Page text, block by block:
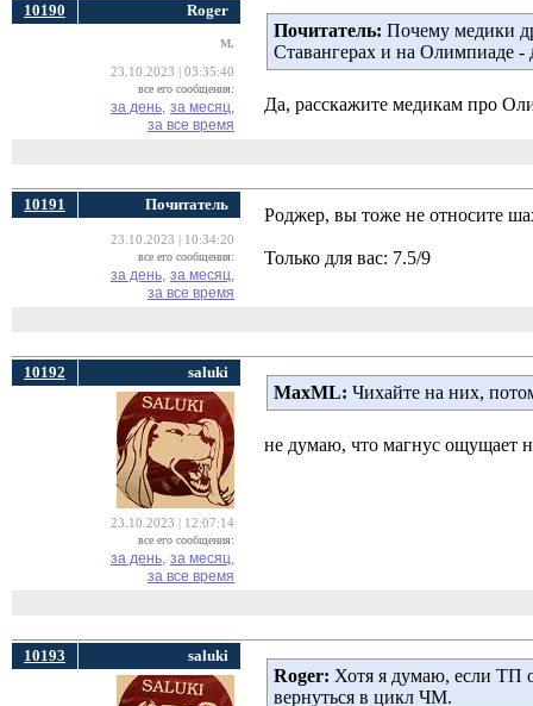
10190 Roger
M.
23.10.2023 | 03:35:40
все его сообщения:
за день, за месяц,
за все время
Почитатель: Почему медики
Ставангерах и на Олимпиаде -
Да, расскажите медикам про
10191 Почитатель
23.10.2023 | 10:34:20
все его сообщения:
за день, за месяц,
за все время
Роджер, вы тоже не относите
Только для вас: 7.5/9
10192 saluki
23.10.2023 | 12:07:14
все его сообщения:
за день, за месяц,
за все время
MaxML: Чихайте на них,
не думаю, что магнус ощущает
10193 saluki
Roger: Хотя я думаю, если ТП
вернуться в цикл ЧМ.